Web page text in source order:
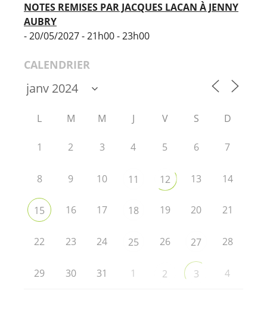
NOTES REMISES PAR JACQUES LACAN À JENNY
AUBRY
- 20/05/2027 - 21h00 - 23h00
CALENDRIER
L M M J V S D
1 2 3 4 5 6 7
8 9 10 11 12 13 14
15 16 17 18 19 20 21
22 23 24 25 26 27 28
29 30 31 1 2 3 4